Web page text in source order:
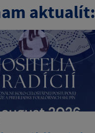
aktualít: